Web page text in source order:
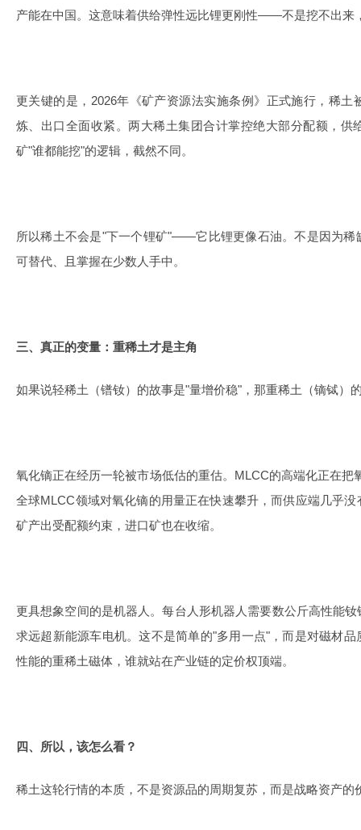
产能在中国。这意味着供给弹性远比锂更刚性——不是挖不出来
更关键的是，2026年《矿产资源法实施条例》正式施行，稀土
炼、出口全面收紧。两大稀土集团合计掌控绝大部分配额，供
矿"谁都能挖"的逻辑，截然不同。
所以稀土不会是"下一个锂矿"——它比锂更像石油。不是因为稀
可替代、且掌握在少数人手中。
三、真正的变量：重稀土才是主角
如果说轻稀土（镨钕）的故事是"量增价稳"，那重稀土（镝铽）
氧化镝正在经历一轮被市场低估的重估。MLCC的高端化正在
全球MLCC领域对氧化镝的用量正在快速攀升，而供应端几乎
矿产出受配额约束，进口矿也在收缩。
更具想象空间的是机器人。每台人形机器人需要数公斤高性能
求远超新能源车电机。这不是简单的"多用一点"，而是对磁材
性能的重稀土磁体，谁就站在产业链的定价权顶端。
四、所以，该怎么看？
稀土这轮行情的本质，不是资源品的周期复苏，而是战略资产的